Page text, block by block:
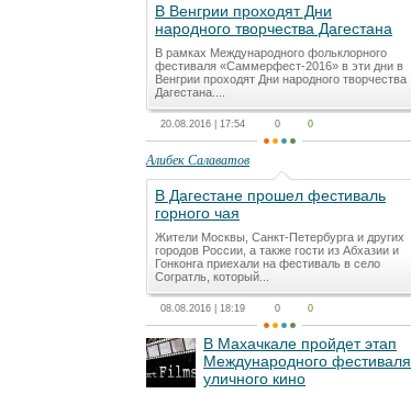
В Венгрии проходят Дни
народного творчества Дагестана
В рамках Международного фольклорного
фестиваля «Саммерфест-2016» в эти дни в
Венгрии проходят Дни народного творчества
Дагестана....
20.08.2016 | 17:54 0 0
Алибек Салаватов
В Дагестане прошел фестиваль
горного чая
Жители Москвы, Санкт-Петербурга и других
городов России, а также гости из Абхазии и
Гонконга приехали на фестиваль в село
Согратль, который...
08.08.2016 | 18:19 0 0
В Махачкале пройдет этап
Международного фестиваля
уличного кино